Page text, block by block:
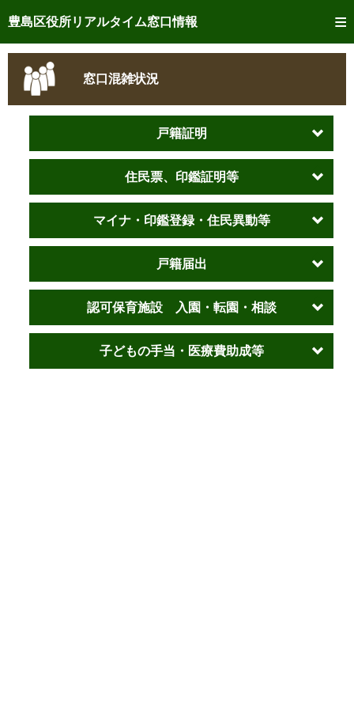
豊島区役所リアルタイム窓口情報
トップページへ
ご利用方法
事前予約
リアルタイム窓口混雑状況
リアルタイム交付状況確認
窓口混雑状況
戸籍証明
住民票、印鑑証明等
マイナ・印鑑登録・住民異動等
戸籍届出
認可保育施設 入園・転園・相談
子どもの手当・医療費助成等